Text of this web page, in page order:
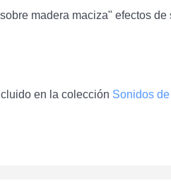
madera maciza" efectos de
en la colección Sonidos